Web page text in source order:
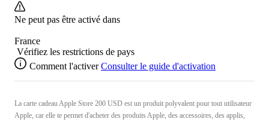
Ne peut pas être activé dans
France
Vérifiez les restrictions de pays
Comment l'activer Consulter le guide d'activation
La carte cadeau Apple Store 200 USD est un produit polyvalent pour tout utilisateur
Apple, car elle te permet d'acheter des produits Apple, des accessoires, des applis,